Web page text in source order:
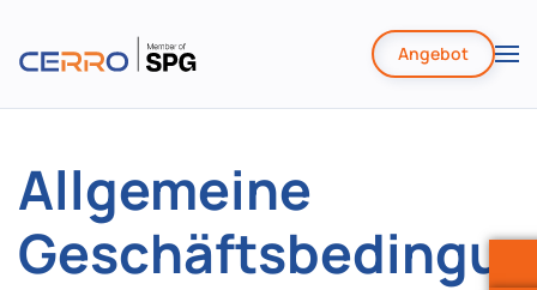
Zum
Angebot
Allgemeine